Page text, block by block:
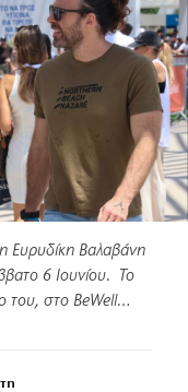
η Ευρυδίκη Βαλαβάνη
6 Ιουνίου. Το
του, στο BeWell…